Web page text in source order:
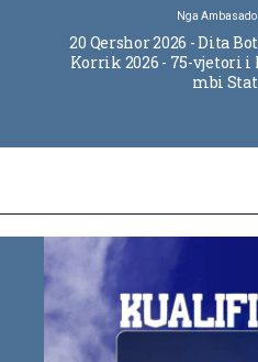
Nga
20 Qershor 2026 - Dita
Korrik 2026 - 75-vjetori i
mbi